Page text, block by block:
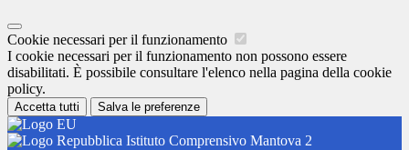
Cookie necessari per il funzionamento
I cookie necessari per il funzionamento non possono essere
disabilitati. È possibile consultare l'elenco nella pagina della cookie
policy.
Accetta tutti Salva le preferenze
Istituto Comprensivo Mantova 2